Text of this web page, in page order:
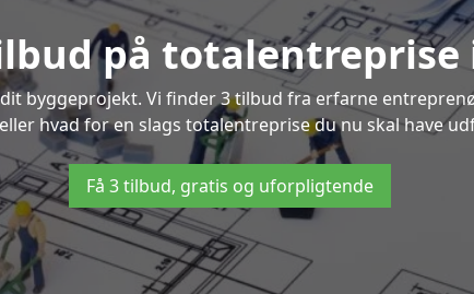
på totalentreprise
byggeprojekt. Vi finder 3 tilbud fra erfarne
hvad for en slags totalentreprise du nu skal have
Få 3 tilbud, gratis og uforpligtende